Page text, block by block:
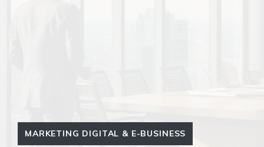
MARKETING DIGITAL & E-BUSINESS